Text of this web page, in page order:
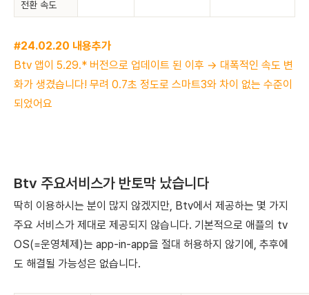
전환 속도
#24.02.20 내용추가
Btv 앱이 5.29.* 버전으로 업데이트 된 이후 → 대폭적인 속도 변
화가 생겼습니다! 무려 0.7초 정도로 스마트3와 차이 없는 수준이
되었어요
Btv 주요서비스가 반토막 났습니다
딱히 이용하시는 분이 많지 않겠지만, Btv에서 제공하는 몇 가지
주요 서비스가 제대로 제공되지 않습니다. 기본적으로 애플의 tv
OS(=운영체제)는 app-in-app을 절대 허용하지 않기에, 추후에
도 해결될 가능성은 없습니다.